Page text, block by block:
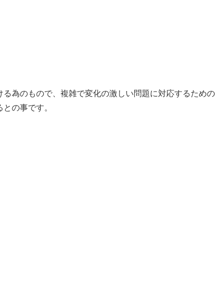
為のもので、複雑で変化の激しい問題に対応するため
の事です。